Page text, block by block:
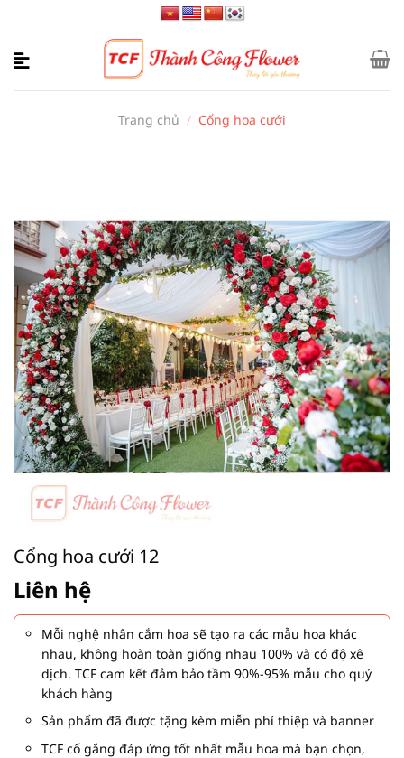
nội
Trang chủ / Cổng hoa cưới
Cổng hoa cưới 12
Liên hệ
Mỗi nghệ nhân cắm hoa sẽ tạo ra các mẫu hoa khác
nhau, không hoàn toàn giống nhau 100% và có độ xê
dịch. TCF cam kết đảm bảo tầm 90%-95% mẫu cho quý
khách hàng
Sản phẩm đã được tặng kèm miễn phí thiệp và banner
TCF cố gắng đáp ứng tốt nhất mẫu hoa mà bạn chọn,